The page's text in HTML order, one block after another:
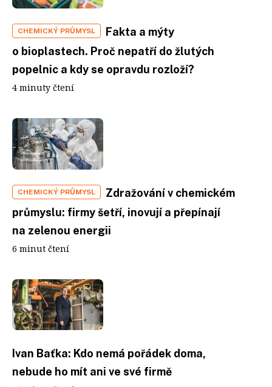
CHEMICKÝ PRŮMYSL
Fakta a mýty
o bioplastech. Proč nepatří do žlutých
popelnic a kdy se opravdu rozloží?
4 minuty čtení
CHEMICKÝ PRŮMYSL
Zdražování v chemickém
průmyslu: firmy šetří, inovují a přepínají
na zelenou energii
6 minut čtení
Ivan Baťka: Kdo nemá pořádek doma,
nebude ho mít ani ve své firmě